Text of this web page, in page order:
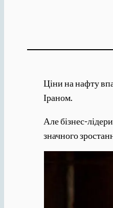
Ціни на нафту
Іраном.
Але бізнес-
значного